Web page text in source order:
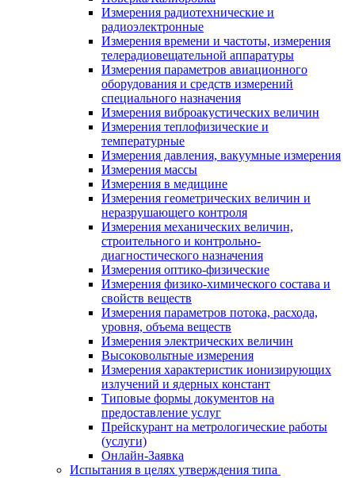
Измерения радиотехнические и
радиоэлектронные
Измерения времени и частоты, измерения
телерадиовещательной аппаратуры
Измерения параметров авиационного
оборудования и средств измерений
специального назначения
Измерения виброакустических величин
Измерения теплофизические и
температурные
Измерения давления, вакуумные измерения
Измерения массы
Измерения в медицине
Измерения геометрических величин и
неразрушающего контроля
Измерения механических величин,
строительного и контрольно-
диагностического назначения
Измерения оптико-физические
Измерения физико-химического состава и
свойств веществ
Измерения параметров потока, расхода,
уровня, объема веществ
Измерения электрических величин
Высоковольтные измерения
Измерения характеристик ионизирующих
излучений и ядерных констант
Типовые формы документов на
предоставление услуг
Прейскурант на метрологические работы
(услуги)
Онлайн-Заявка
Испытания в целях утверждения типа